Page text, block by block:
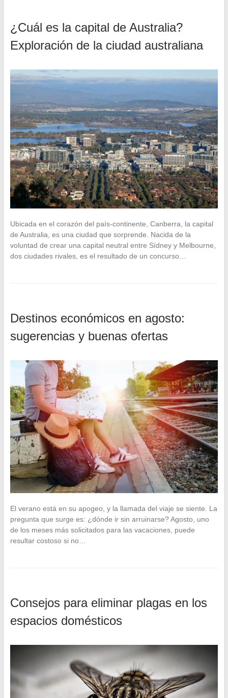
¿Cuál es la capital de Australia?
Exploración de la ciudad australiana
Ubicada en el corazón del país-continente, Canberra, la capital
de Australia, es una ciudad que sorprende. Nacida de la
voluntad de crear una capital neutral entre Sídney y Melbourne,
dos ciudades rivales, es el resultado de un concurso…
Destinos económicos en agosto:
sugerencias y buenas ofertas
El verano está en su apogeo, y la llamada del viaje se siente. La
pregunta que surge es: ¿dónde ir sin arruinarse? Agosto, uno
de los meses más solicitados para las vacaciones, puede
resultar costoso si no…
Consejos para eliminar plagas en los
espacios domésticos